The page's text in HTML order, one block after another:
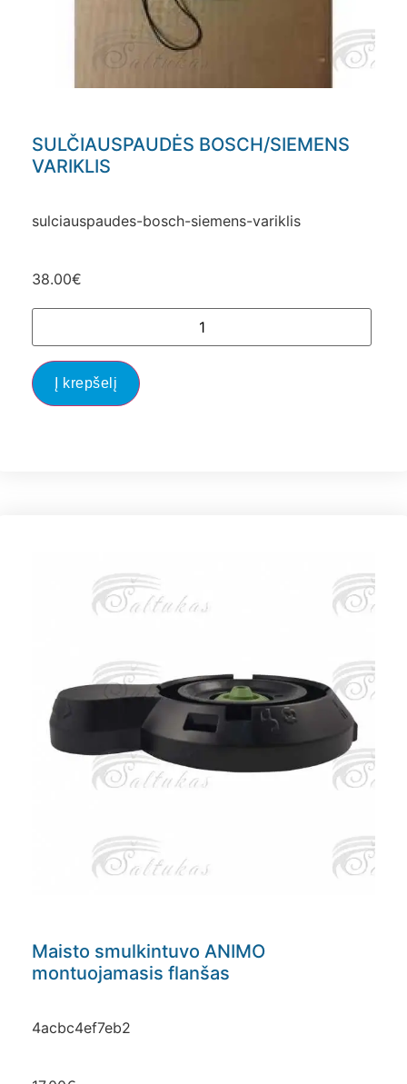
SULČIAUSPAUDĖS BOSCH/SIEMENS
VARIKLIS
sulciauspaudes-bosch-siemens-variklis
38.00€
Į krepšelį
Maisto smulkintuvo ANIMO
montuojamasis flanšas
4acbc4ef7eb2